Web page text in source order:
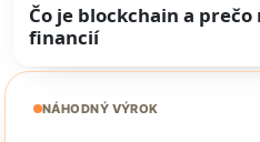
Čo je blockchain a
financií